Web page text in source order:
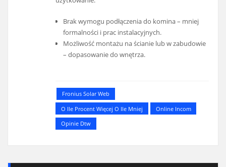
Brak wymogu podłączenia do komina – mniej
formalności i prac instalacyjnych.
Możliwość montażu na ścianie lub w zabudowie
– dopasowanie do wnętrza.
Fronius Solar Web
O Ile Procent Więcej O Ile Mniej
Online Incom
Opinie Dtw